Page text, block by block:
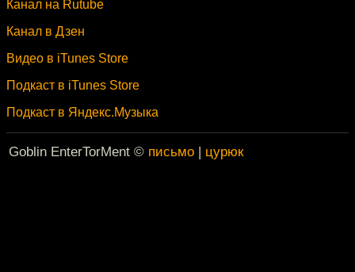
Канал на Rutube
Канал в Дзен
Видео в iTunes Store
Подкаст в iTunes Store
Подкаст в Яндекс.Музыка
Goblin EnterTorMent © письмо | цурюк